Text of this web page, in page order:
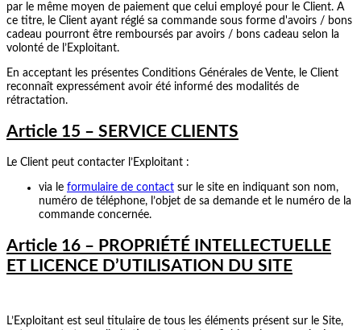
par le même moyen de paiement que celui employé pour le Client. A
ce titre, le Client ayant réglé sa commande sous forme d'avoirs / bons
cadeau pourront être remboursés par avoirs / bons cadeau selon la
volonté de l’Exploitant.
En acceptant les présentes Conditions Générales de Vente, le Client
reconnaît expressément avoir été informé des modalités de
rétractation.
Article 15 – SERVICE CLIENTS
Le Client peut contacter l’Exploitant :
via le formulaire de contact sur le site en indiquant son nom,
numéro de téléphone, l’objet de sa demande et le numéro de la
commande concernée.
Article 16 – PROPRIÉTÉ INTELLECTUELLE
ET LICENCE D’UTILISATION DU SITE
L’Exploitant est seul titulaire de tous les éléments présent sur le Site,